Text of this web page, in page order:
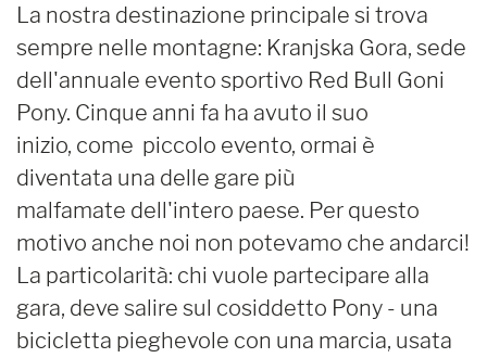
La nostra destinazione principale si trova
sempre nelle montagne: Kranjska Gora, sede
dell'annuale evento sportivo Red Bull Goni
Pony. Cinque anni fa ha avuto il suo
inizio, come piccolo evento, ormai è
diventata una delle gare più
malfamate dell'intero paese. Per questo
motivo anche noi non potevamo che andarci!
La particolarità: chi vuole partecipare alla
gara, deve salire sul cosiddetto Pony - una
bicicletta pieghevole con una marcia, usata